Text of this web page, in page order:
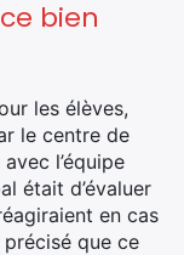
bien
les élèves,
le centre de
l’équipe
était d’évaluer
en cas
que ce